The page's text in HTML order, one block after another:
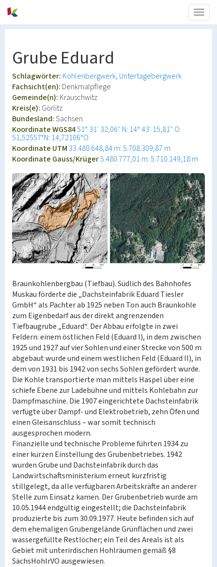
Grube Eduard
Schlagwörter: Kohlenbergwerk Untertagebergwerk
Fachsicht(en): Denkmalpflege
Gemeinde(n): Krauschwitz
Kreis(e): Görlitz
Bundesland:Sachsen
Koordinate WGS8451° 31′ 32,06″ N: 14° 43′ 15,81″ O
51,52557°N: 14,72106°O
Koordinate UTM 33.480.648,84 m: 5.708.309,87 m
Koordinate Gauss/Krüger5.480.777,01 m: 5.710.149,18 m
Braunkohlenbergbau (Tiefbau). Südlich des Bahnhofes
Muskau förderte die „Dachsteinfabrik Eduard Tiesler
GmbH“ als Pächter ab 1925 neben Ton auch Braunkohle
zum Eigenbedarf aus der direkt angrenzenden
Tiefbaugrube „Eduard“. Der Abbau erfolgte in zwei
Feldern: einem östlichen Feld (Eduard I), in dem zwischen
1925 und 1927 auf vier Sohlen und einer Strecke von 500 m
abgebaut wurde und einem westlichen Feld (Eduard II), in
dem von 1931 bis 1942 von sechs Sohlen gefördert wurde.
Die Kohle transportierte man mittels Haspel über eine
schiefe Ebene zur Ladebühne und mittels Kohlebahn zur
Dampfmaschine. Die 1907 eingerichtete Dachsteinfabrik
verfügte über Dampf- und Elektrobetrieb, zehn Öfen und
einen Gleisanschluss – war somit technisch
ausgesprochen modern.
Finanzielle und technische Probleme führten 1934 zu
einer kurzen Einstellung des Grubenbetriebes. 1942
wurden Grube und Dachsteinfabrik durch das
Landwirtschaftsministerium erneut kurzfristig
stillgelegt, da alle verfügbaren Arbeitskräfte an anderer
Stelle zum Einsatz kamen. Der Grubenbetrieb wurde am
10.05.1944 endgültig eingestellt; die Dachsteinfabrik
produzierte bis zum 30.09.1977. Heute befinden sich auf
dem ehemaligen Grubengelände Grünflächen und zwei
wassergefüllte Restlöcher; ein Teil des Areals ist als
Gebiet mit unterirdischen Hohlräumen gemäß §8
SächsHohlrVO ausgewiesen.